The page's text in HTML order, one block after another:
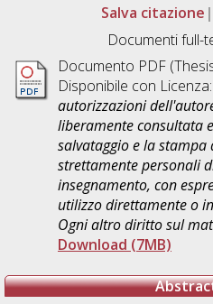
Salva citazione
Documenti full-
Documento PDF
Disponibile con Licenza:
autorizzazioni
liberamente consultata
salvataggio e la
strettamente personali
insegnamento, con
utilizzo direttamente o
Ogni altro diritto sul
Download (7MB)